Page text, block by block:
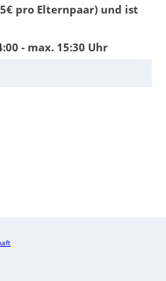
pro Elternpaar) und ist
- max. 15:30 Uhr